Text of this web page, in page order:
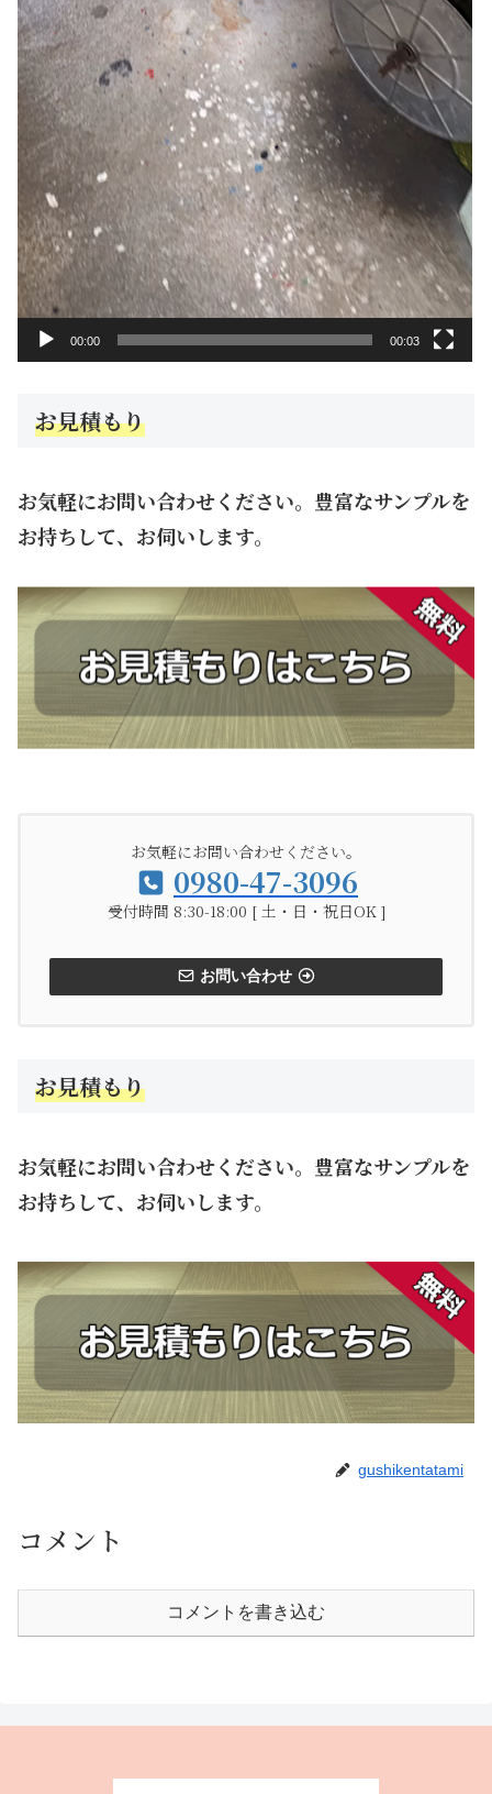
00:00 00:03
お見積もり
お気軽にお問い合わせください。豊富なサンプルを
お持ちして、お伺いします。
お気軽にお問い合わせください。
0980-47-3096
受付時間 8:30-18:00 [ 土・日・祝日OK ]
お問い合わせ
お見積もり
お気軽にお問い合わせください。豊富なサンプルを
お持ちして、お伺いします。
gushikentatami
コメント
コメントを書き込む